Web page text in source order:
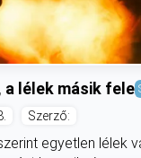
a lélek másik fele
Szerző:
egyetlen lélek